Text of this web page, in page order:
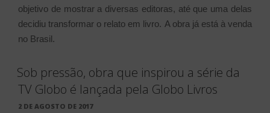
objetivo de mostrar a diversas editoras, até que uma delas
decidiu transformar o relato em livro. A obra já está à venda
no Brasil.
Sob pressão, obra que inspirou a série da
TV Globo é lançada pela Globo Livros
PUBLICADO
2 DE AGOSTO DE 2017